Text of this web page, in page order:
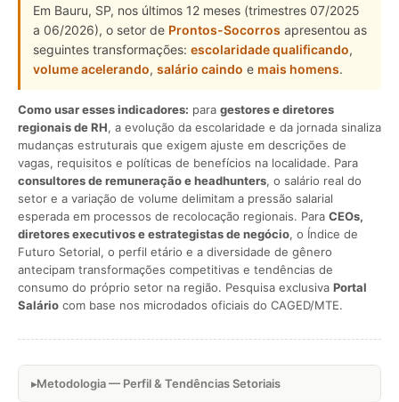
Em Bauru, SP, nos últimos 12 meses (trimestres 07/2025
a 06/2026), o setor de Prontos-Socorros apresentou as
seguintes transformações: escolaridade qualificando,
volume acelerando, salário caindo e mais homens.
Como usar esses indicadores: para gestores e diretores
regionais de RH, a evolução da escolaridade e da jornada sinaliza
mudanças estruturais que exigem ajuste em descrições de
vagas, requisitos e políticas de benefícios na localidade. Para
consultores de remuneração e headhunters, o salário real do
setor e a variação de volume delimitam a pressão salarial
esperada em processos de recolocação regionais. Para CEOs,
diretores executivos e estrategistas de negócio, o Índice de
Futuro Setorial, o perfil etário e a diversidade de gênero
antecipam transformações competitivas e tendências de
consumo do próprio setor na região. Pesquisa exclusiva Portal
Salário com base nos microdados oficiais do CAGED/MTE.
Metodologia — Perfil & Tendências Setoriais